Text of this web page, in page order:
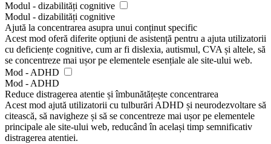
Modul - dizabilități cognitive
Modul - dizabilități cognitive
Ajută la concentrarea asupra unui conținut specific
Acest mod oferă diferite opțiuni de asistență pentru a ajuta utilizatorii
cu deficiențe cognitive, cum ar fi dislexia, autismul, CVA și altele, să
se concentreze mai ușor pe elementele esențiale ale site-ului web.
Mod - ADHD
Mod - ADHD
Reduce distragerea atentie și îmbunătățește concentrarea
Acest mod ajută utilizatorii cu tulburări ADHD și neurodezvoltare să
citească, să navigheze și să se concentreze mai ușor pe elementele
principale ale site-ului web, reducând în același timp semnificativ
distragerea atentiei.